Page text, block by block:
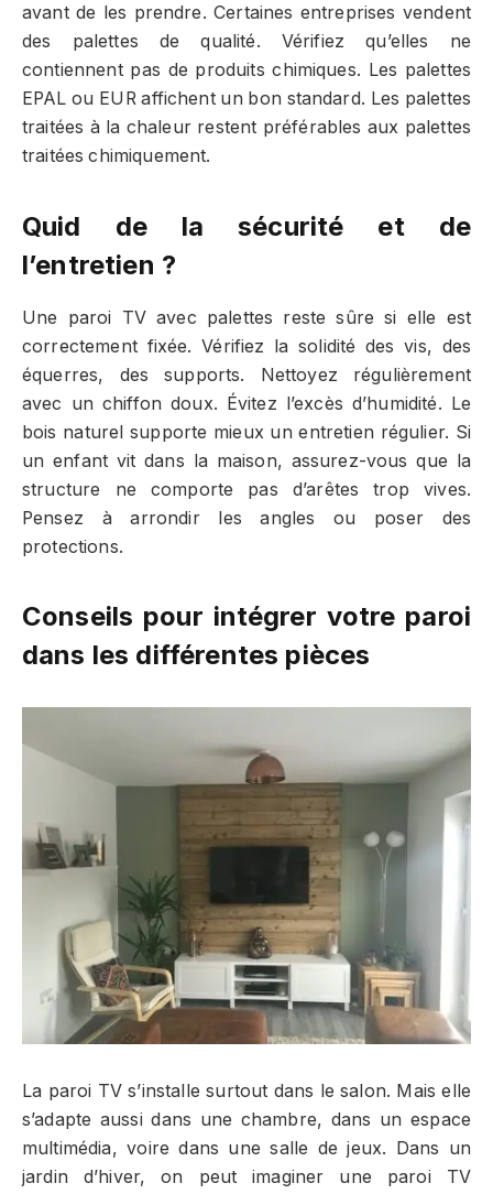
avant de les prendre. Certaines entreprises vendent
des palettes de qualité. Vérifiez qu’elles ne
contiennent pas de produits chimiques. Les palettes
EPAL ou EUR affichent un bon standard. Les palettes
traitées à la chaleur restent préférables aux palettes
traitées chimiquement.
Quid de la sécurité et de
l’entretien ?
Une paroi TV avec palettes reste sûre si elle est
correctement fixée. Vérifiez la solidité des vis, des
équerres, des supports. Nettoyez régulièrement
avec un chiffon doux. Évitez l’excès d’humidité. Le
bois naturel supporte mieux un entretien régulier. Si
un enfant vit dans la maison, assurez-vous que la
structure ne comporte pas d’arêtes trop vives.
Pensez à arrondir les angles ou poser des
protections.
Conseils pour intégrer votre paroi
dans les différentes pièces
La paroi TV s’installe surtout dans le salon. Mais elle
s’adapte aussi dans une chambre, dans un espace
multimédia, voire dans une salle de jeux. Dans un
jardin d’hiver, on peut imaginer une paroi TV